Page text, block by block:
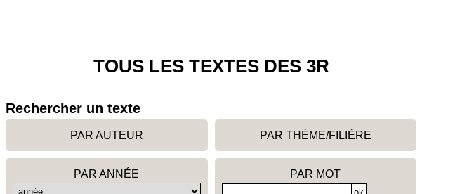
TOUS LES TEXTES DES 3R
Rechercher un texte
PAR AUTEUR PAR THÈME/FILIÈRE
PAR ANNÉE PAR MOT